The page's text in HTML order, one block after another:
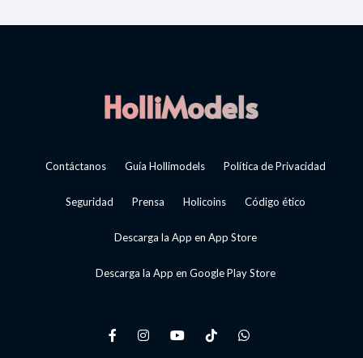
Contáctanos Guía Hollimodels Política de Privacidad
Seguridad Prensa Holicoins Código ético
Descarga la App en App Store
Descarga la App en Google Play Store